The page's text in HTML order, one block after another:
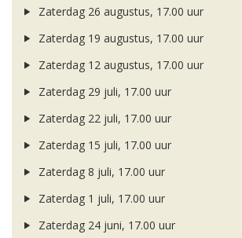
Zaterdag 26 augustus, 17.00 uur
Zaterdag 19 augustus, 17.00 uur
Zaterdag 12 augustus, 17.00 uur
Zaterdag 29 juli, 17.00 uur
Zaterdag 22 juli, 17.00 uur
Zaterdag 15 juli, 17.00 uur
Zaterdag 8 juli, 17.00 uur
Zaterdag 1 juli, 17.00 uur
Zaterdag 24 juni, 17.00 uur